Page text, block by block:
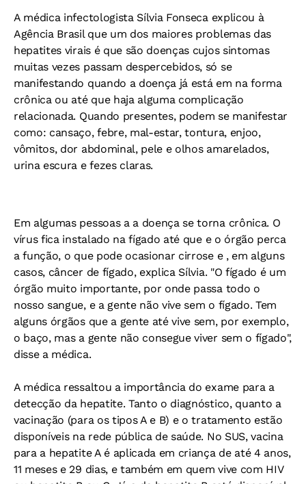
A médica infectologista Sílvia Fonseca explicou à
Agência Brasil que um dos maiores problemas das
hepatites virais é que são doenças cujos sintomas
muitas vezes passam despercebidos, só se
manifestando quando a doença já está em na forma
crônica ou até que haja alguma complicação
relacionada. Quando presentes, podem se manifestar
como: cansaço, febre, mal-estar, tontura, enjoo,
vômitos, dor abdominal, pele e olhos amarelados,
urina escura e fezes claras.
Em algumas pessoas a a doença se torna crônica. O
vírus fica instalado na fígado até que e o órgão perca
a função, o que pode ocasionar cirrose e , em alguns
casos, câncer de fígado, explica Sílvia. "O fígado é um
órgão muito importante, por onde passa todo o
nosso sangue, e a gente não vive sem o fígado. Tem
alguns órgãos que a gente até vive sem, por exemplo,
o baço, mas a gente não consegue viver sem o fígado",
disse a médica.
A médica ressaltou a importância do exame para a
detecção da hepatite. Tanto o diagnóstico, quanto a
vacinação (para os tipos A e B) e o tratamento estão
disponíveis na rede pública de saúde. No SUS, vacina
para a hepatite A é aplicada em criança de até 4 anos,
11 meses e 29 dias, e também em quem vive com HIV